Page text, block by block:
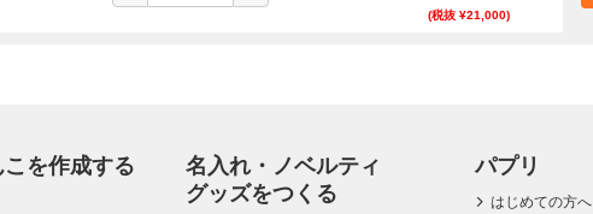
(税抜 ¥21,000)
を作成する
名入れ・ノベルティ
グッズをつくる
パプリ
はじめての方へ